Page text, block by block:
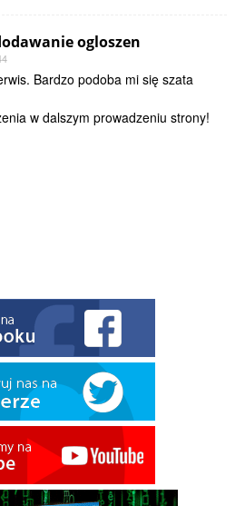
ogloszen
Bardzo podoba mi się szata
w dalszym prowadzeniu strony!